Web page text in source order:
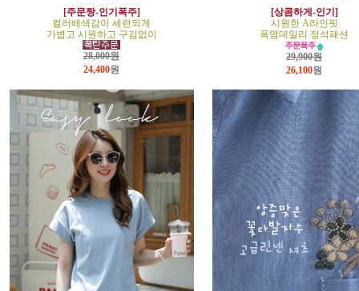
[주문짱-인기폭주]
컬러배색감이 세련되게
가볍고 시원하고 구김없이
28,000원
24,400원
[상콤하게-인기]
시원한 A라인핏
폭염데일리 정석패션
29,900원
26,100원